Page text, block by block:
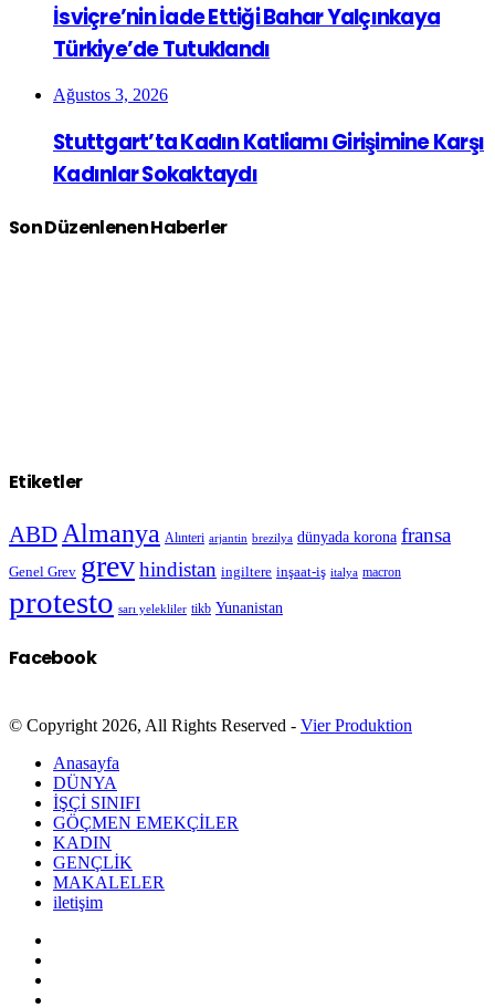
İsviçre’nin İade Ettiği Bahar Yalçınkaya
Türkiye’de Tutuklandı
Ağustos 3, 2026
Stuttgart’ta Kadın Katliamı Girişimine Karşı
Kadınlar Sokaktaydı
Son Düzenlenen Haberler
Etiketler
ABD Almanya Alınteri arjantin brezilya dünyada korona fransa
Genel Grev grevhindistan ingiltere inşaat-iş italya macron
protesto sarı yelekliler tikb Yunanistan
Facebook
© Copyright 2026, All Rights Reserved - Vier Produktion
Anasayfa
DÜNYA
İŞÇİ SINIFI
GÖÇMEN EMEKÇİLER
KADIN
GENÇLİK
MAKALELER
iletişim